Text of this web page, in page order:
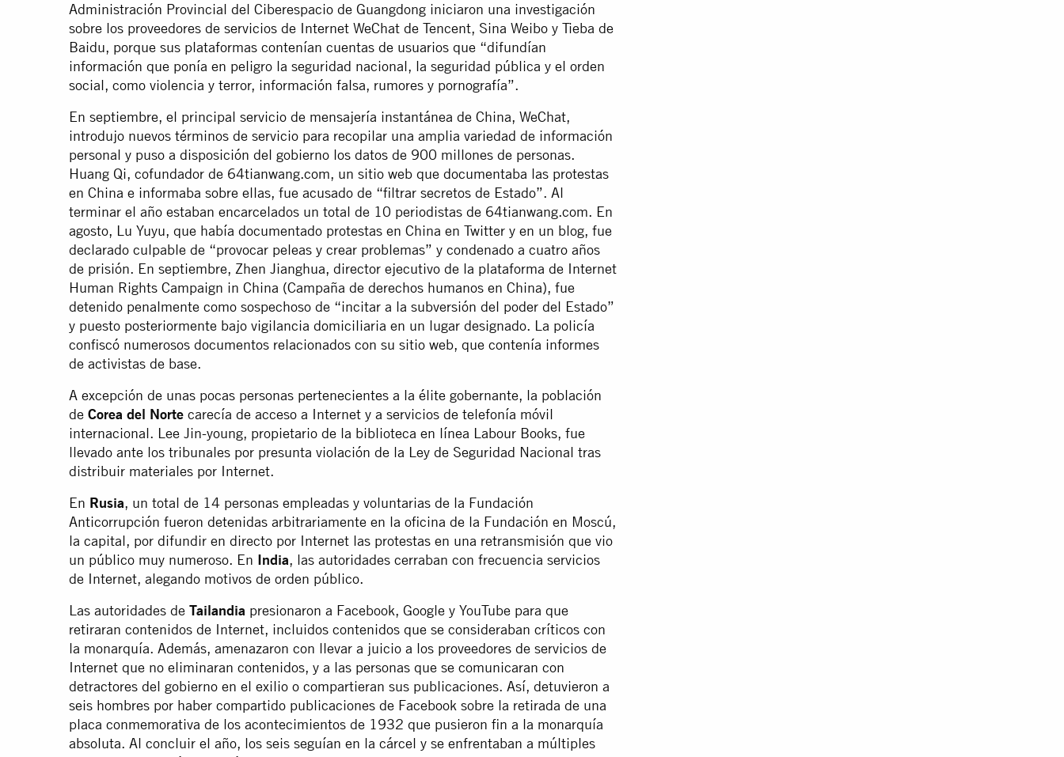
Administración Provincial del Ciberespacio de Guangdong iniciaron una investigación
sobre los proveedores de servicios de Internet WeChat de Tencent, Sina Weibo y Tieba de
Baidu, porque sus plataformas contenían cuentas de usuarios que “difundían
información que ponía en peligro la seguridad nacional, la seguridad pública y el orden
social, como violencia y terror, información falsa, rumores y pornografía”.
En septiembre, el principal servicio de mensajería instantánea de China, WeChat,
introdujo nuevos términos de servicio para recopilar una amplia variedad de información
personal y puso a disposición del gobierno los datos de 900 millones de personas.
Huang Qi, cofundador de 64tianwang.com, un sitio web que documentaba las protestas
en China e informaba sobre ellas, fue acusado de “filtrar secretos de Estado”. Al
terminar el año estaban encarcelados un total de 10 periodistas de 64tianwang.com. En
agosto, Lu Yuyu, que había documentado protestas en China en Twitter y en un blog, fue
declarado culpable de “provocar peleas y crear problemas” y condenado a cuatro años
de prisión. En septiembre, Zhen Jianghua, director ejecutivo de la plataforma de Internet
Human Rights Campaign in China (Campaña de derechos humanos en China), fue
detenido penalmente como sospechoso de “incitar a la subversión del poder del Estado”
y puesto posteriormente bajo vigilancia domiciliaria en un lugar designado. La policía
confiscó numerosos documentos relacionados con su sitio web, que contenía informes
de activistas de base.
A excepción de unas pocas personas pertenecientes a la élite gobernante, la población
de Corea del Norte carecía de acceso a Internet y a servicios de telefonía móvil
internacional. Lee Jin-young, propietario de la biblioteca en línea Labour Books, fue
llevado ante los tribunales por presunta violación de la Ley de Seguridad Nacional tras
distribuir materiales por Internet.
En Rusia, un total de 14 personas empleadas y voluntarias de la Fundación
Anticorrupción fueron detenidas arbitrariamente en la oficina de la Fundación en Moscú,
la capital, por difundir en directo por Internet las protestas en una retransmisión que vio
un público muy numeroso. En India, las autoridades cerraban con frecuencia servicios
de Internet, alegando motivos de orden público.
Las autoridades de Tailandia presionaron a Facebook, Google y YouTube para que
retiraran contenidos de Internet, incluidos contenidos que se consideraban críticos con
la monarquía. Además, amenazaron con llevar a juicio a los proveedores de servicios de
Internet que no eliminaran contenidos, y a las personas que se comunicaran con
detractores del gobierno en el exilio o compartieran sus publicaciones. Así, detuvieron a
seis hombres por haber compartido publicaciones de Facebook sobre la retirada de una
placa conmemorativa de los acontecimientos de 1932 que pusieron fin a la monarquía
absoluta. Al concluir el año, los seis seguían en la cárcel y se enfrentaban a múltiples